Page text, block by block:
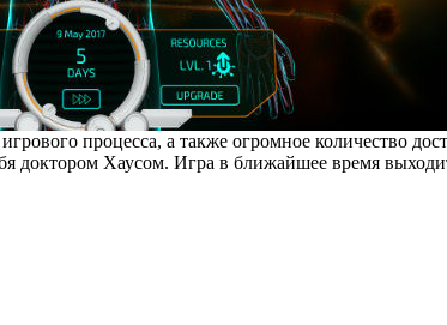
процесса, а также огромное количество
доктором Хаусом. Игра в ближайшее время